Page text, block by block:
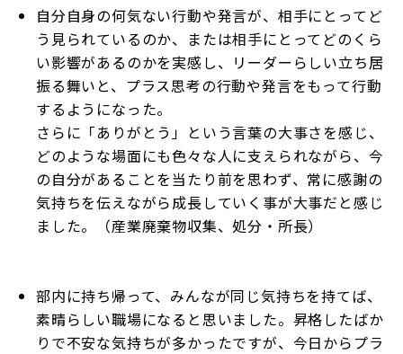
自分自身の何気ない行動や発言が、相手にとってど
う見られているのか、または相手にとってどのくら
い影響があるのかを実感し、リーダーらしい立ち居
振る舞いと、プラス思考の行動や発言をもって行動
するようになった。
さらに「ありがとう」という言葉の大事さを感じ、
どのような場面にも色々な人に支えられながら、今
の自分があることを当たり前を思わず、常に感謝の
気持ちを伝えながら成長していく事が大事だと感じ
ました。（産業廃棄物収集、処分・所長）
部内に持ち帰って、みんなが同じ気持ちを持てば、
素晴らしい職場になると思いました。昇格したばか
りで不安な気持ちが多かったですが、今日からプラ